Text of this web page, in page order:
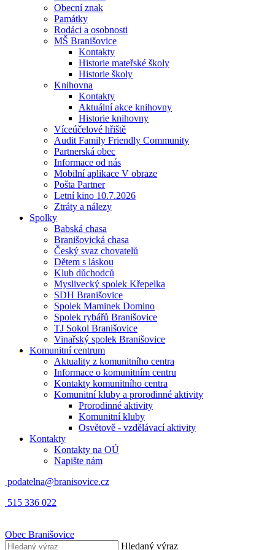
Obecní znak
Památky
Rodáci a osobnosti
MŠ Branišovice
Kontakty
Historie mateřské školy
Historie školy
Knihovna
Kontakty
Aktuální akce knihovny
Historie knihovny
Víceúčelové hřiště
Audit Family Friendly Community
Partnerská obec
Informace od nás
Mobilní aplikace V obraze
Pošta Partner
Letní kino 10.7.2026
Ztráty a nálezy
Spolky
Babská chasa
Branišovická chasa
Český svaz chovatelů
Dětem s láskou
Klub důchodců
Myslivecký spolek Křepelka
SDH Branišovice
Spolek Maminek Domino
Spolek rybářů Branišovice
TJ Sokol Branišovice
Vinařský spolek Branišovice
Komunitní centrum
Aktuality z komunitního centra
Informace o komunitním centru
Kontakty komunitního centra
Komunitní kluby a prorodinné aktivity
Prorodinné aktivity
Komunitní kluby
Osvětově - vzdělávací aktivity
Kontakty
Kontakty na OÚ
Napište nám
podatelna@branisovice.cz
515 336 022
Obec Branišovice
Hledaný výraz